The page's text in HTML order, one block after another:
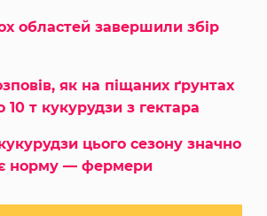
областей завершили збір
як на піщаних ґрунтах
10 т кукурудзи з гектара
цього сезону значно
норму — фермери